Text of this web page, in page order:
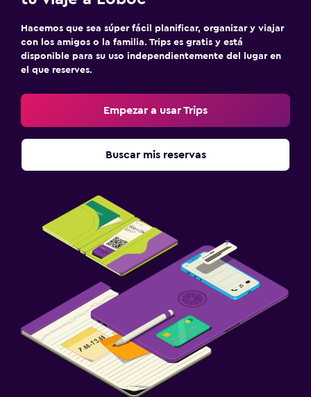
Comedor al aire libre
Muebles de exterior
Área de picnic
Piscina al aire libre
Toallas para piscina
Piscina con vista
Lavandería
Servicio de planchado
Hacemos que sea súper fácil planificar, organizar y viajar
con los amigos o la familia. Trips es gratis y está
disponible para su uso independientemente del lugar en
el que reserves.
Empezar a usar Trips
Buscar mis reservas